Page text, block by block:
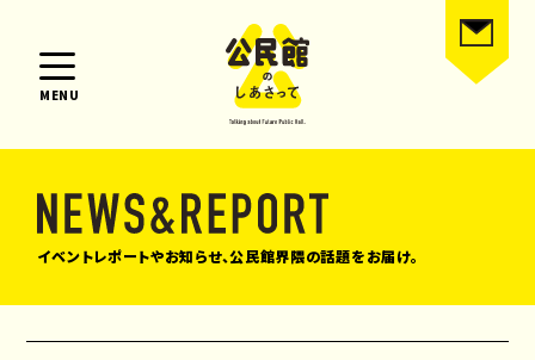
MENU
イベントレポートやお知らせ、公民館界隈の話題をお届け。